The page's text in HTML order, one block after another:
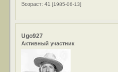
Возраст: 41[1985-06-13]
Ugo927
Активный участник